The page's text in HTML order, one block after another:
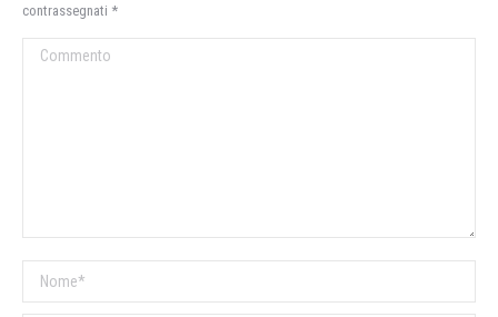
contrassegnati *
Commento
Nome *